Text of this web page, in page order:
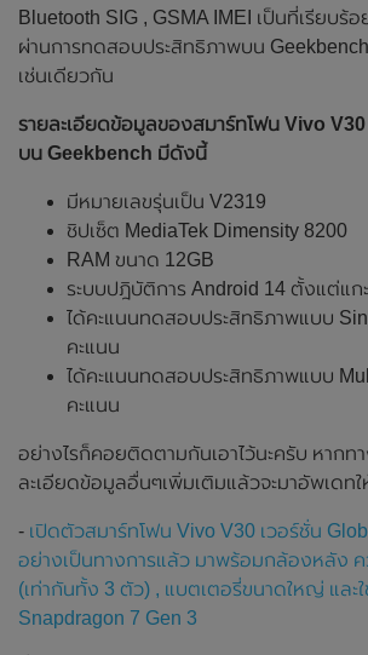
Bluetooth SIG , GSMA IMEI เป็นที่เรียบร้
ผ่านการทดสอบประสิทธิภาพบน
เช่นเดียวกัน
รายละเอียดข้อมูลของสมาร์ทโฟน Vivo
บน Geekbench มีดังนี้
มีหมายเลขรุ่นเป็น V2319
ชิปเซ็ต MediaTek Dimensity 8200
RAM ขนาด 12GB
ระบบปฎิบัติการ Android 14 ตั้งแต่แก
ได้คะแนนทดสอบประสิทธิภาพแบบ
คะแนน
ได้คะแนนทดสอบประสิทธิภาพแบบ
คะแนน
อย่างไรก็คอยติดตามกันเอาไว้นะครับ หากทา
ละเอียดข้อมูลอื่นๆเพิ่มเติมแล้วจะมาอัพเดทใ
- เปิดตัวสมาร์ทโฟน Vivo V30 เวอร์ชั่น
อย่างเป็นทางการแล้ว มาพร้อมกล้องหลัง ค
(เท่ากันทั้ง 3 ตัว) , แบตเตอรี่ขนาดใหญ่ และใ
Snapdragon 7 Gen 3